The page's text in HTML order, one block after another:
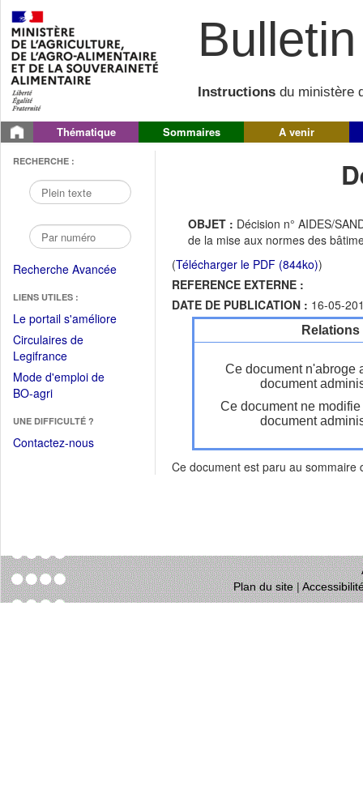
Instructions du ministère
Thématique Sommaires A venir
RECHERCHE :
Recherche Avancée
LIENS UTILES :
Le portail s'améliore(Fichier
Circulaires de
Legifrance(Ouvrir
dans
une
fenêtre)
Mode d'emploi de
BO-agri(Ouvrir
une
nouvelle
UNE DIFFICULTÉ ?
Contactez-nous
OBJET : Décision n° AIDES/
de la mise aux normes des
(Télécharger le PDF (844ko))
REFERENCE EXTERNE :
DATE DE PUBLICATION : 16-05-
Ce document n'abroge
document
Ce document ne
document
Ce document est paru au sommaire
Plan du site|